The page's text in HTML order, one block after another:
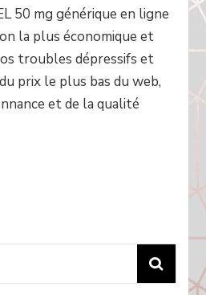
50 mg générique en ligne
la plus économique et
troubles dépressifs et
prix le plus bas du web,
et de la qualité